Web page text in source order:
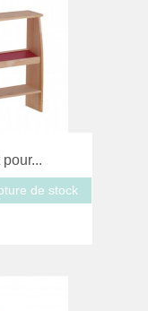
de stock